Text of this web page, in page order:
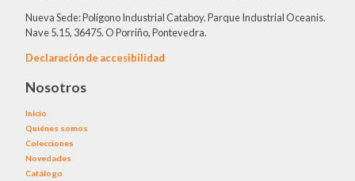
Nueva Sede: Polígono Industrial Cataboy. Parque Industrial Oceanis.
Nave 5.15, 36475. O Porriño, Pontevedra.
Declaración de accesibilidad
Nosotros
Inicio
Quiénes somos
Colecciones
Novedades
Catálogo